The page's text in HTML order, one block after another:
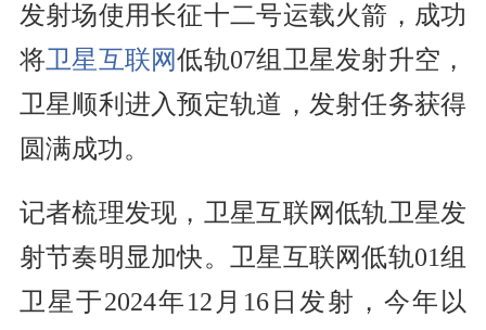
发射场使用长征十二号运载火箭，成功
将卫星互联网低轨07组卫星发射升空，
卫星顺利进入预定轨道，发射任务获得
圆满成功。
记者梳理发现，卫星互联网低轨卫星发
射节奏明显加快。卫星互联网低轨01组
卫星于2024年12月16日发射，今年以